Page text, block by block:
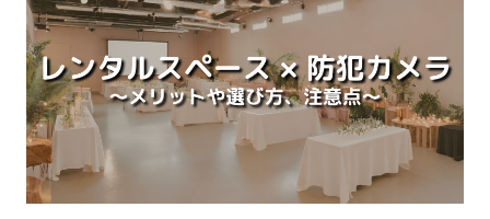
MNO
MVNO
スマート漁業
PR
5G